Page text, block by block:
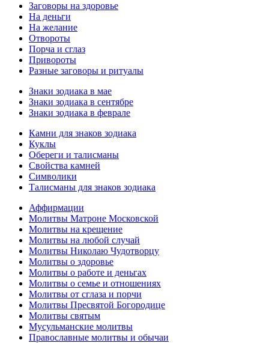
Заговоры на здоровье
На деньги
На желание
Отвороты
Порча и сглаз
Привороты
Разные заговоры и ритуалы
Знаки зодиака в мае
Знаки зодиака в сентябре
Знаки зодиака в феврале
Камни для знаков зодиака
Куклы
Обереги и талисманы
Свойства камней
Символики
Талисманы для знаков зодиака
Аффирмации
Молитвы Матроне Московской
Молитвы на крещение
Молитвы на любой случай
Молитвы Николаю Чудотворцу
Молитвы о здоровье
Молитвы о работе и деньгах
Молитвы о семье и отношениях
Молитвы от сглаза и порчи
Молитвы Пресвятой Богородице
Молитвы святым
Мусульманские молитвы
Православные молитвы и обычаи